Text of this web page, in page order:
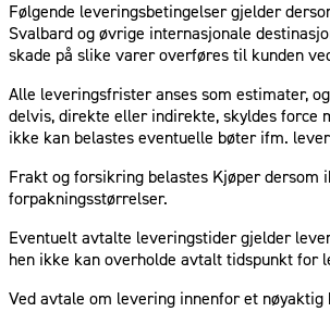
Følgende leveringsbetingelser gjelder
Svalbard og øvrige internasjonale
skade på slike varer overføres til kunden
Alle leveringsfrister anses som estimater,
delvis, direkte eller indirekte, skyldes force
ikke kan belastes eventuelle bøter ifm.
Frakt og forsikring belastes Kjøper dersom
forpakningsstørrelser.
Eventuelt avtalte leveringstider gjelder
hen ikke kan overholde avtalt tidspunkt for
Ved avtale om levering innenfor et